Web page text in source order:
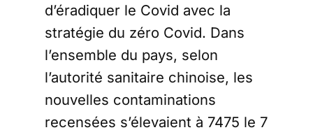
d’éradiquer le Covid avec la
stratégie du zéro Covid. Dans
l’ensemble du pays, selon
l’autorité sanitaire chinoise, les
nouvelles contaminations
recensées s’élevaient à 7475 le 7